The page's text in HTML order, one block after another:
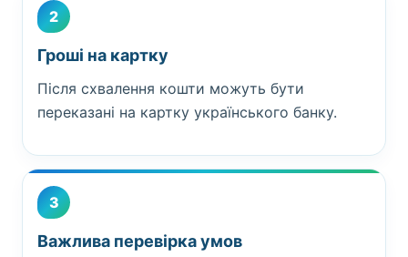
2
Гроші на картку
Після схвалення кошти можуть бути
переказані на картку українського банку.
3
Важлива перевірка умов